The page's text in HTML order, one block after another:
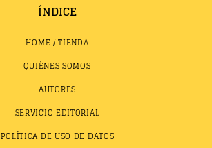
ÍNDICE
HOME / TIENDA
QUIÉNES SOMOS
AUTORES
SERVICIO EDITORIAL
POLÍTICA DE USO DE DATOS